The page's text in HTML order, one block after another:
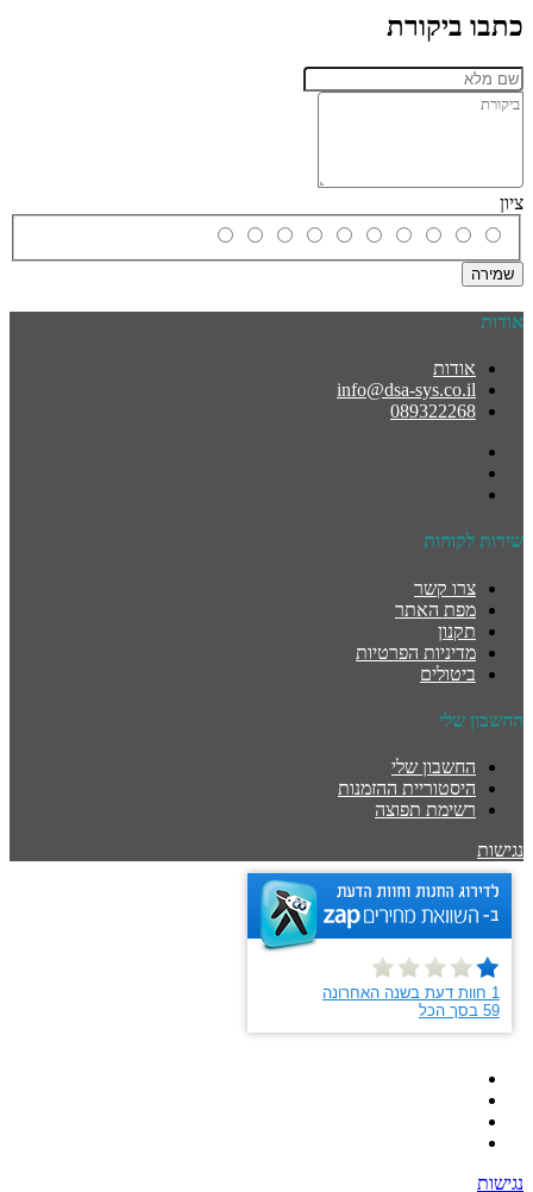
כתבו ביקורת
ציון
שמירה
אודות
אודות
info@dsa-sys.co.il
089322268
שירות לקוחות
צרו קשר
מפת האתר
תקנון
מדיניות הפרטיות
ביטולים
החשבון שלי
החשבון שלי
היסטוריית ההזמנות
רשימת תפוצה
נגישות
נגישות